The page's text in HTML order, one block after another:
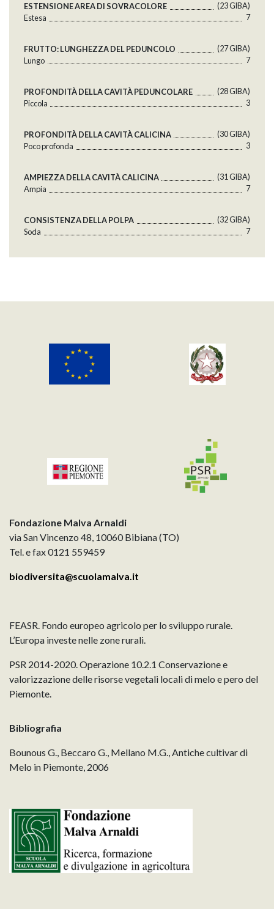
ESTENSIONE AREA DI SOVRACOLORE
(23 GlBA)
Estesa
7
FRUTTO: LUNGHEZZA DEL PEDUNCOLO
(27 GlBA)
Lungo
7
PROFONDITÀ DELLA CAVITÀ PEDUNCOLARE
(28 GlBA)
Piccola
3
PROFONDITÀ DELLA CAVITÀ CALICINA
(30 GlBA)
Poco profonda
3
AMPIEZZA DELLA CAVITÀ CALICINA
(31 GlBA)
Ampia
7
CONSISTENZA DELLA POLPA
(32 GlBA)
Soda
7
Fondazione Malva Arnaldi
via San Vincenzo 48, 10060 Bibiana (TO)
Tel. e fax 0121 559459
biodiversita@scuolamalva.it
FEASR. Fondo europeo agricolo per lo sviluppo rurale.
L’Europa investe nelle zone rurali.
PSR 2014-2020. Operazione 10.2.1 Conservazione e
valorizzazione delle risorse vegetali locali di melo e pero del
Piemonte.
Bibliografia
Bounous G., Beccaro G., Mellano M.G., Antiche cultivar di
Melo in Piemonte, 2006